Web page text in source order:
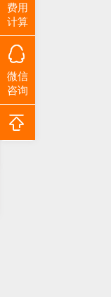
费用
计算
微信
咨询